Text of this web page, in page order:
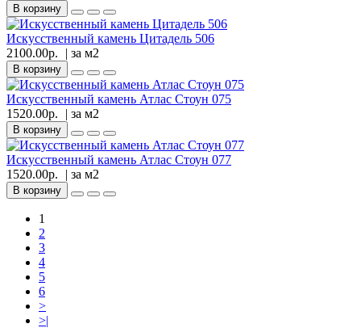
В корзину
Искусственный камень Цитадель 506
2100.00р.
| за м2
В корзину
Искусственный камень Атлас Стоун 075
1520.00р.
| за м2
В корзину
Искусственный камень Атлас Стоун 077
1520.00р.
| за м2
В корзину
1
2
3
4
5
6
>
>|